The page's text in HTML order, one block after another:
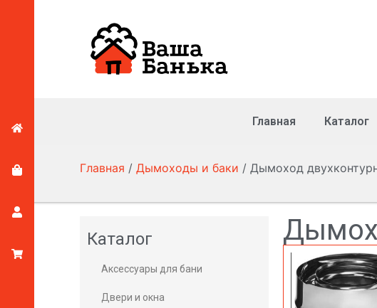
Главная Каталог
Главная / Дымоходы и баки / Дымоход
Каталог
Аксессуары для бани
Двери и окна